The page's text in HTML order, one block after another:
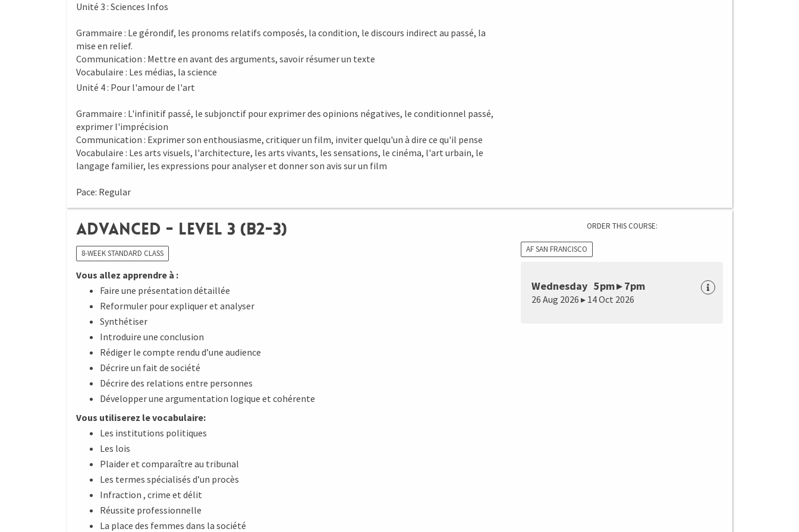
Unité 3 : Sciences Infos
Grammaire : Le gérondif, les pronoms relatifs composés, la condition, le discours indirect au passé, la
mise en relief.
Communication : Mettre en avant des arguments, savoir résumer un texte
Vocabulaire : Les médias, la science
Unité 4 : Pour l'amour de l'art
Grammaire : L'infinitif passé, le subjonctif pour exprimer des opinions négatives, le conditionnel passé,
exprimer l'imprécision
Communication : Exprimer son enthousiasme, critiquer un film, inviter quelqu'un à dire ce qu'il pense
Vocabulaire : Les arts visuels, l'architecture, les arts vivants, les sensations, le cinéma, l'art urbain, le
langage familier, les expressions pour analyser et donner son avis sur un film
Pace: Regular
Advanced - Level 3 (B2-3)
8-WEEK STANDARD CLASS
Vous allez apprendre à :
Faire une présentation détaillée
Reformuler pour expliquer et analyser
Synthétiser
Introduire une conclusion
Rédiger le compte rendu d’une audience
Décrire un fait de société
Décrire des relations entre personnes
Développer une argumentation logique et cohérente
Vous utiliserez le vocabulaire:
Les institutions politiques
Les lois
Plaider et comparaître au tribunal
Les termes spécialisés d’un procès
Infraction , crime et délit
Réussite professionnelle
La place des femmes dans la société
ORDER THIS COURSE:
AF SAN FRANCISCO
Wednesday 5pm ▸ 7pm
26 Aug 2026 ▸ 14 Oct 2026